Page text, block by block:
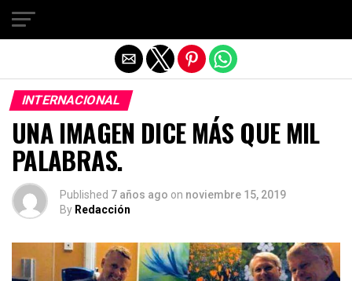
INTERNACIONAL
UNA IMAGEN DICE MÁS QUE MIL
PALABRAS.
Published 7 años ago on noviembre 15, 2019
By Redacción